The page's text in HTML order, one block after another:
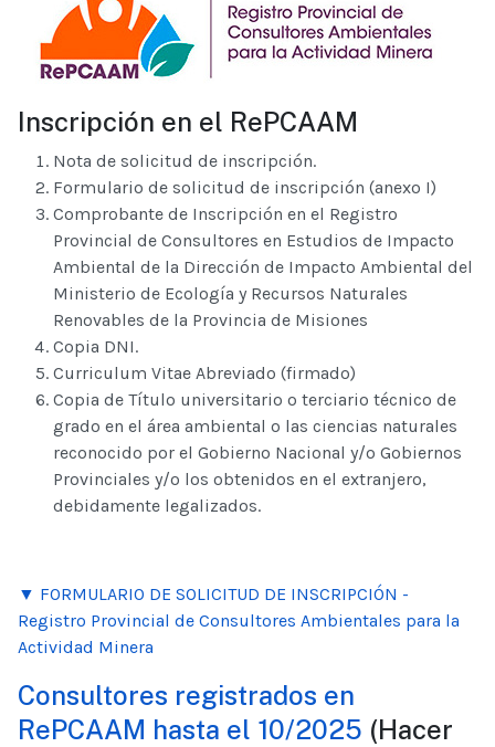
Inscripción en el RePCAAM
Nota de solicitud de inscripción.
Formulario de solicitud de inscripción (anexo I)
Comprobante de Inscripción en el Registro
Provincial de Consultores en Estudios de Impacto
Ambiental de la Dirección de Impacto Ambiental del
Ministerio de Ecología y Recursos Naturales
Renovables de la Provincia de Misiones
Copia DNI.
Curriculum Vitae Abreviado (firmado)
Copia de Título universitario o terciario técnico de
grado en el área ambiental o las ciencias naturales
reconocido por el Gobierno Nacional y/o Gobiernos
Provinciales y/o los obtenidos en el extranjero,
debidamente legalizados.
▼ FORMULARIO DE SOLICITUD DE INSCRIPCIÓN -
Registro Provincial de Consultores Ambientales para la
Actividad Minera
Consultores registrados en
RePCAAM hasta el 10/2025 (Hacer